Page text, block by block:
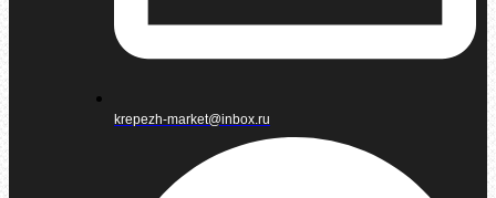
krepezh-market@inbox.ru